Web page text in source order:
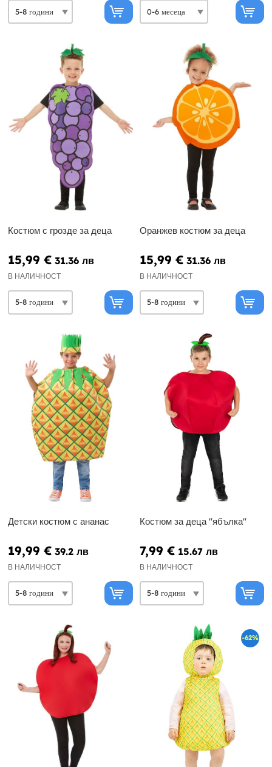
Костюм с грозде за деца
15,99 € 31.36 лв
В НАЛИЧНОСТ
Оранжев костюм за деца
15,99 € 31.36 лв
В НАЛИЧНОСТ
Детски костюм с ананас
19,99 € 39.2 лв
В НАЛИЧНОСТ
Костюм за деца ''ябълка''
7,99 € 15.67 лв
В НАЛИЧНОСТ
-62%